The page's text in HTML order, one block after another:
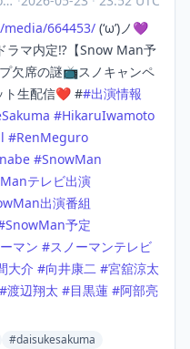
media/664453/ (‘ω’)ノ💜
ラマ内定⁉️【Snow Man予
欠席の謎📺スノキャンペ
ト生配信❤️ ##出演情報
#HikaruIwamoto
#RenMeguro
#SnowMan
テレビ出演
出演番組
SnowMan予定
マン #スノーマンテレビ
大介 #向井康二 #宮舘涼太
#渡辺翔太 #目黒蓮 #阿部亮
#daisukesakuma